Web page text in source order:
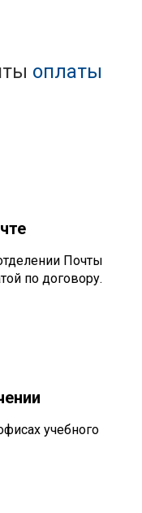
оплаты
Почты
по договору.
учебного